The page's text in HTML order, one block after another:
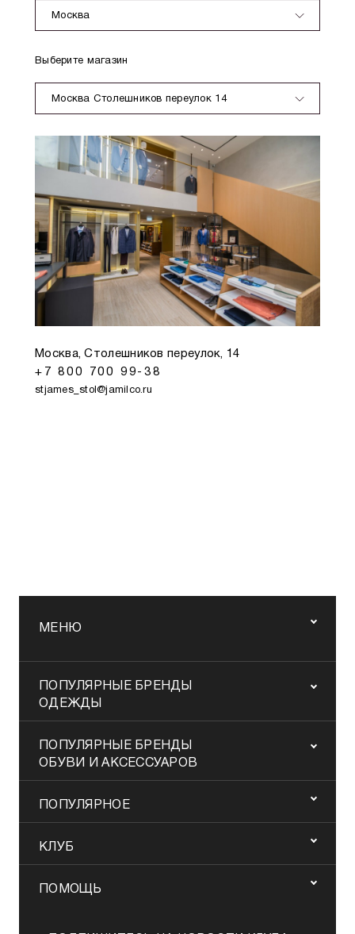
Москва
Выберите магазин
Москва Столешников переулок 14
Москва, Столешников переулок, 14
+7 800 700 99-38
stjames_stol@jamilco.ru
МЕНЮ
ПОПУЛЯРНЫЕ БРЕНДЫ
ОДЕЖДЫ
ПОПУЛЯРНЫЕ БРЕНДЫ
ОБУВИ И АКСЕССУАРОВ
ПОПУЛЯРНОЕ
КЛУБ
ПОМОЩЬ